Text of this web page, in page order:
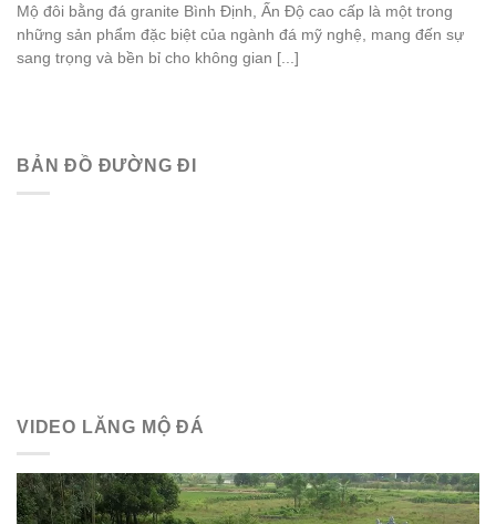
Mộ đôi bằng đá granite Bình Định, Ấn Độ cao cấp là một trong
những sản phẩm đặc biệt của ngành đá mỹ nghệ, mang đến sự
sang trọng và bền bỉ cho không gian [...]
BẢN ĐỒ ĐƯỜNG ĐI
VIDEO LĂNG MỘ ĐÁ